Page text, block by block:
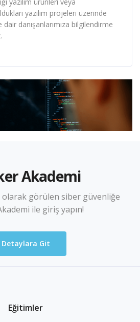
yazılım projeleri üzerinde
danışanlarımıza bilgilendirme
Akademi
görülen siber güvenliğe
ile giriş yapın!
Detaylara Git
Eğitimler